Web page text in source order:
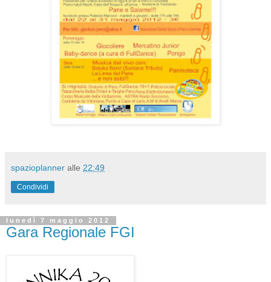
spazioplanner alle 22:49
Condividi
lunedì 7 maggio 2012
Gara Regionale FGI